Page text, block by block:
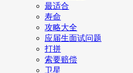
最适合
寿命
攻略大全
应届生面试问题
打拼
索要赔偿
卫星